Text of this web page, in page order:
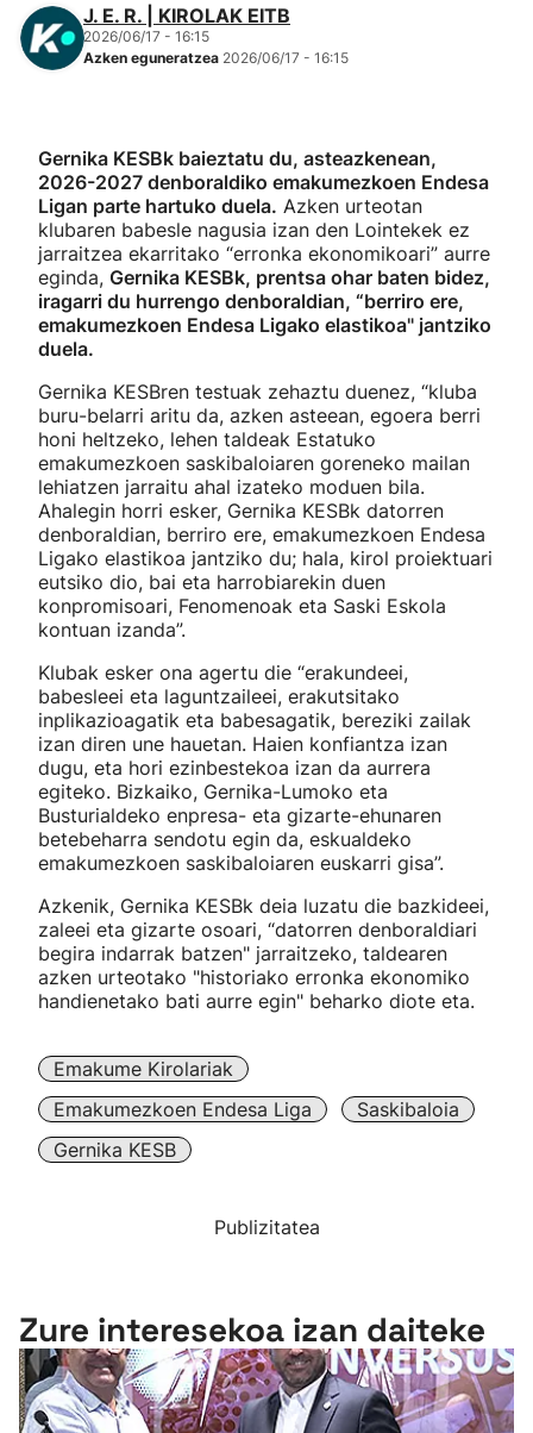
J. E. R. | KIROLAK EITB
2026/06/17 - 16:15
Azken eguneratzea 2026/06/17 - 16:15
Gernika KESBk baieztatu du, asteazkenean,
2026-2027 denboraldiko emakumezkoen Endesa
Ligan parte hartuko duela. Azken urteotan
klubaren babesle nagusia izan den Lointekek ez
jarraitzea ekarritako “erronka ekonomikoari” aurre
eginda, Gernika KESBk, prentsa ohar baten bidez,
iragarri du hurrengo denboraldian, “berriro ere,
emakumezkoen Endesa Ligako elastikoa" jantziko
duela.
Gernika KESBren testuak zehaztu duenez, “kluba
buru-belarri aritu da, azken asteean, egoera berri
honi heltzeko, lehen taldeak Estatuko
emakumezkoen saskibaloiaren goreneko mailan
lehiatzen jarraitu ahal izateko moduen bila.
Ahalegin horri esker, Gernika KESBk datorren
denboraldian, berriro ere, emakumezkoen Endesa
Ligako elastikoa jantziko du; hala, kirol proiektuari
eutsiko dio, bai eta harrobiarekin duen
konpromisoari, Fenomenoak eta Saski Eskola
kontuan izanda”.
Klubak esker ona agertu die “erakundeei,
babesleei eta laguntzaileei, erakutsitako
inplikazioagatik eta babesagatik, bereziki zailak
izan diren une hauetan. Haien konfiantza izan
dugu, eta hori ezinbestekoa izan da aurrera
egiteko. Bizkaiko, Gernika-Lumoko eta
Busturialdeko enpresa- eta gizarte-ehunaren
betebeharra sendotu egin da, eskualdeko
emakumezkoen saskibaloiaren euskarri gisa”.
Azkenik, Gernika KESBk deia luzatu die bazkideei,
zaleei eta gizarte osoari, “datorren denboraldiari
begira indarrak batzen" jarraitzeko, taldearen
azken urteotako "historiako erronka ekonomiko
handienetako bati aurre egin" beharko diote eta.
Emakume Kirolariak
Emakumezkoen Endesa Liga
Saskibaloia
Gernika KESB
Publizitatea
Zure interesekoa izan daiteke